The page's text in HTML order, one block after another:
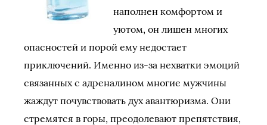
наполнен комфортом и
уютом, он лишен многих
опасностей и порой ему недостает
приключений. Именно из-за нехватки эмоций
связанных с адреналином многие мужчины
жаждут почувствовать дух авантюризма. Они
стремятся в горы, преодолевают препятствия,